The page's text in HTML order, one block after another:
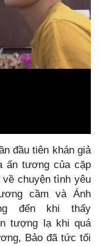
đầu tiên khán giả
ấn tương của cặp
chuyện tình yêu
cầm và Ánh
đến khi thấy
tượng lạ khi quá
Bảo đã tức tối